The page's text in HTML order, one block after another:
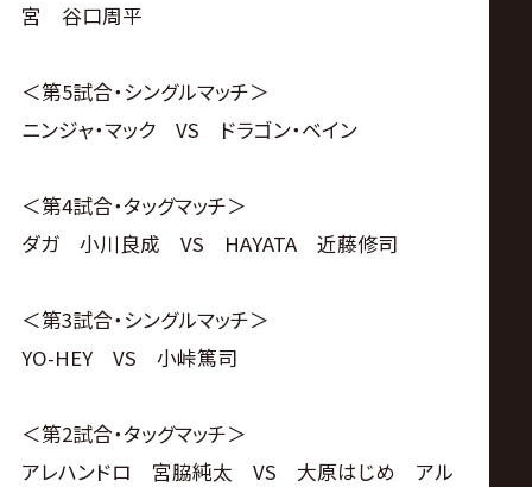
宮 谷口周平
＜第5試合・シングルマッチ＞
ニンジャ・マック VS ドラゴン・ベイン
＜第4試合・タッグマッチ＞
ダガ 小川良成 VS HAYATA 近藤修司
＜第3試合・シングルマッチ＞
YO-HEY VS 小峠篤司
＜第2試合・タッグマッチ＞
アレハンドロ 宮脇純太 VS 大原はじめ アル